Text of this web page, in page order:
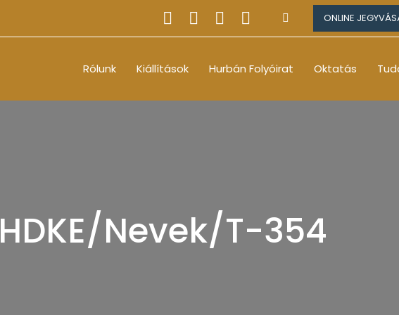
ONLINE
Rólunk Kiállítások Hurbán Folyóirat Oktatás
HDKE/Nevek/T-354